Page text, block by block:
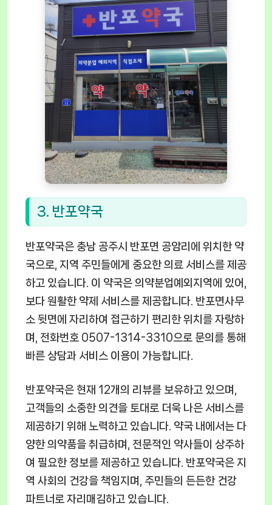
3. 반포약국
반포약국은 충남 공주시 반포면 공암리에 위치한 약
국으로, 지역 주민들에게 중요한 의료 서비스를 제공
하고 있습니다. 이 약국은 의약분업예외지역에 있어,
보다 원활한 약제 서비스를 제공합니다. 반포면사무
소 뒷면에 자리하여 접근하기 편리한 위치를 자랑하
며, 전화번호 0507-1314-3310으로 문의를 통해
빠른 상담과 서비스 이용이 가능합니다.
반포약국은 현재 12개의 리뷰를 보유하고 있으며,
고객들의 소중한 의견을 토대로 더욱 나은 서비스를
제공하기 위해 노력하고 있습니다. 약국 내에서는 다
양한 의약품을 취급하며, 전문적인 약사들이 상주하
여 필요한 정보를 제공하고 있습니다. 반포약국은 지
역 사회의 건강을 책임지며, 주민들의 든든한 건강
파트너로 자리매김하고 있습니다.